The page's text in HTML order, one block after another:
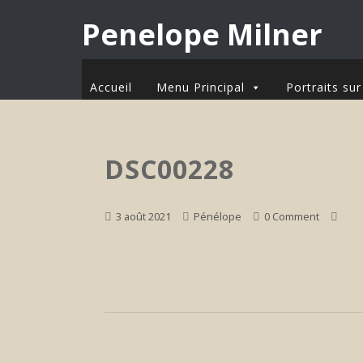
Penelope Milner
Accueil Menu Principal Portraits
DSC00228
3 août 2021 Pénélope 0 Comment